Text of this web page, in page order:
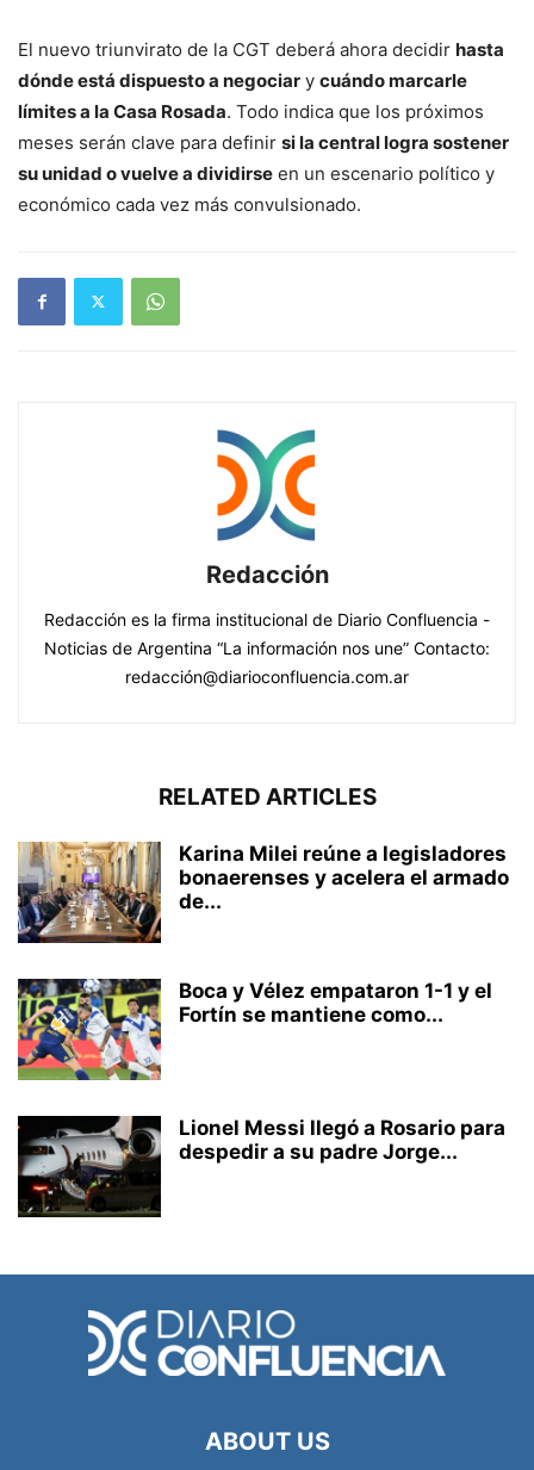
El nuevo triunvirato de la CGT deberá ahora decidir hasta
dónde está dispuesto a negociar y cuándo marcarle
límites a la Casa Rosada. Todo indica que los próximos
meses serán clave para definir si la central logra sostener
su unidad o vuelve a dividirse en un escenario político y
económico cada vez más convulsionado.
Redacción
Redacción es la firma institucional de Diario Confluencia -
Noticias de Argentina “La información nos une” Contacto:
redacción@diarioconfluencia.com.ar
RELATED ARTICLES
Karina Milei reúne a legisladores
bonaerenses y acelera el armado
de...
Boca y Vélez empataron 1-1 y el
Fortín se mantiene como...
Lionel Messi llegó a Rosario para
despedir a su padre Jorge...
ABOUT US